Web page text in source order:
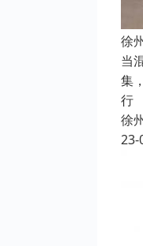
徐
当
集
行
徐
23-